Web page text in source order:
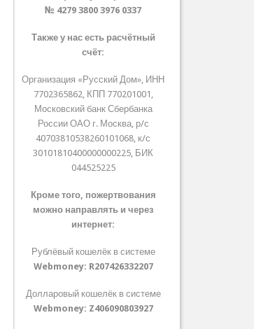
№ 4279 3800 3976 0337
Также у нас есть расчётный
счёт:
Организация «Русский Дом», ИНН
7702365862, КПП 770201001,
Московский банк Сбербанка
России ОАО г. Москва, р/с
40703810538260101068, к/с
30101810400000000225, БИК
044525225
Кроме того, пожертвования
можно направлять и через
интернет:
Рублёвый кошелёк в системе
Webmoney: R207426332207
Долларовый кошелёк в системе
Webmoney: Z406090803927